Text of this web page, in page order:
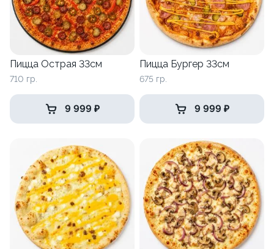
Пицца Острая 33см
710 гр.
9 999 ₽
Пицца Бургер 33см
675 гр.
9 999 ₽